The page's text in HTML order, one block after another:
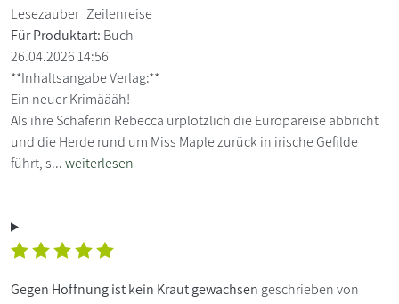
Lesezauber_Zeilenreise
Für Produktart: Buch
26.04.2026 14:56
**Inhaltsangabe Verlag:**
Ein neuer Krimäääh!
Als ihre Schäferin Rebecca urplötzlich die Europareise abbricht
und die Herde rund um Miss Maple zurück in irische Gefilde
führt, s...weiterlesen
Gegen Hoffnung ist kein Kraut gewachsen geschrieben von